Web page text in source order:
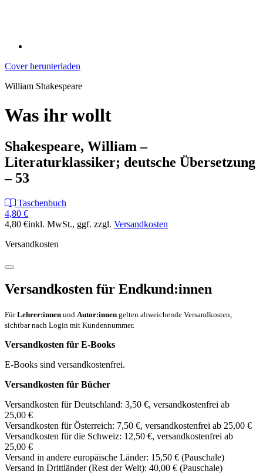
Cover herunterladen
William Shakespeare
Was ihr wollt
Shakespeare, William –
Literaturklassiker; deutsche Übersetzung
– 53
Taschenbuch
4,80 €
4,80 €inkl. MwSt., ggf. zzgl. Versandkosten
Versandkosten
Versandkosten für Endkund:innen
FürLehrer:innen und Autor:innen gelten abweichende Versandkosten,
sichtbar nach Login mit Kundennummer.
Versandkosten für E-Books
E-Books sind versandkostenfrei.
Versandkosten für Bücher
Versandkosten für Deutschland: 3,50 €, versandkostenfrei ab
25,00 €
Versandkosten für Österreich: 7,50 €, versandkostenfrei ab 25,00 €
Versandkosten für die Schweiz: 12,50 €, versandkostenfrei ab
25,00 €
Versand in andere europäische Länder: 15,50 € (Pauschale)
Versand in Drittländer (Rest der Welt): 40,00 € (Pauschale)